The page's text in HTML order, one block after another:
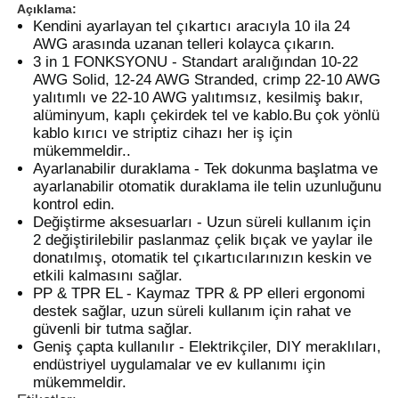
Ana sayfa
Açıklama:
Kendini ayarlayan tel çıkartıcı aracıyla 10 ila 24
AWG arasında uzanan telleri kolayca çıkarın.
3 in 1 FONKSYONU - Standart aralığından 10-22
AWG Solid, 12-24 AWG Stranded, crimp 22-10 AWG
yalıtımlı ve 22-10 AWG yalıtımsız, kesilmiş bakır,
alüminyum, kaplı çekirdek tel ve kablo.Bu çok yönlü
kablo kırıcı ve striptiz cihazı her iş için
mükemmeldir..
Ayarlanabilir duraklama - Tek dokunma başlatma ve
ayarlanabilir otomatik duraklama ile telin uzunluğunu
kontrol edin.
Değiştirme aksesuarları - Uzun süreli kullanım için
2 değiştirilebilir paslanmaz çelik bıçak ve yaylar ile
donatılmış, otomatik tel çıkartıcılarınızın keskin ve
etkili kalmasını sağlar.
PP & TPR EL - Kaymaz TPR & PP elleri ergonomi
destek sağlar, uzun süreli kullanım için rahat ve
güvenli bir tutma sağlar.
Geniş çapta kullanılır - Elektrikçiler, DIY meraklıları,
endüstriyel uygulamalar ve ev kullanımı için
mükemmeldir.